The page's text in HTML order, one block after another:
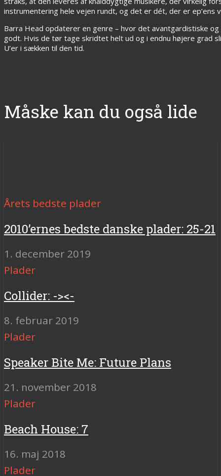
instrumentering hele vejen rundt, og det er dét, der er
Barra Head opdaterer en genre – hvor det avantgardistiske
godt. Hvis de tør tage skridtet helt ud og i endnu højere grad
U’er i sækken til den tid.
Måske kan du også lide
Årets bedste plader
2010’ernes bedste danske plader: 25-21
1. december 2019
Plader
Collider: -><-
8. februar 2019
Plader
Speaker Bite Me: Future Plans
21. november 2018
Plader
Beach House: 7
16. maj 2018
Plader